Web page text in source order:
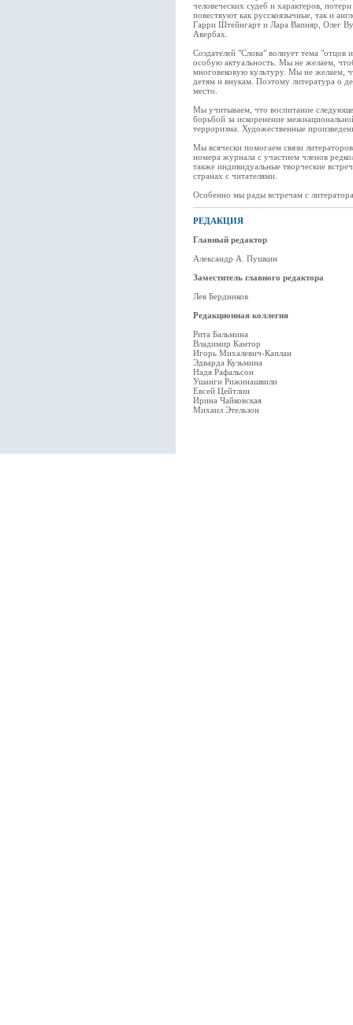
человеческих судеб и характеров,
повествуют как русскоязычные, так и
Гарри Штейнгарт и Лара Вапняр, Олег
Авербах.
Создателей "Слова" волнует тема "отцов
особую актуальность. Мы не желаем,
многовековую культуру. Мы не желаем,
детям и внукам. Поэтому литература о
место.
Мы учитываем, что воспитание
борьбой за искоренение
терроризма. Художественные
Мы всячески помогаем связи
номера журнала с участием членов
также индивидуальные творческие
странах с читателями.
Особенно мы рады встречам с
РЕДАКЦИЯ
Главный редактор
Александр А. Пушкин
Заместитель главного редактора
Лев Бердников
Редакционная коллегия
Рита Бальмина
Владимир Кантор
Игорь Михалевич-Каплан
Эдварда Кузьмина
Надя Рафальсон
Ушанги Рижинашвили
Евсей Цейтлин
Ирина Чайковская
Михаил Этельзон